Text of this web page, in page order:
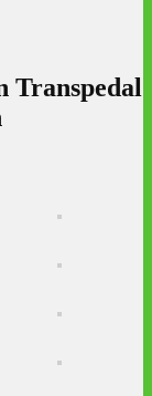
Transpedal